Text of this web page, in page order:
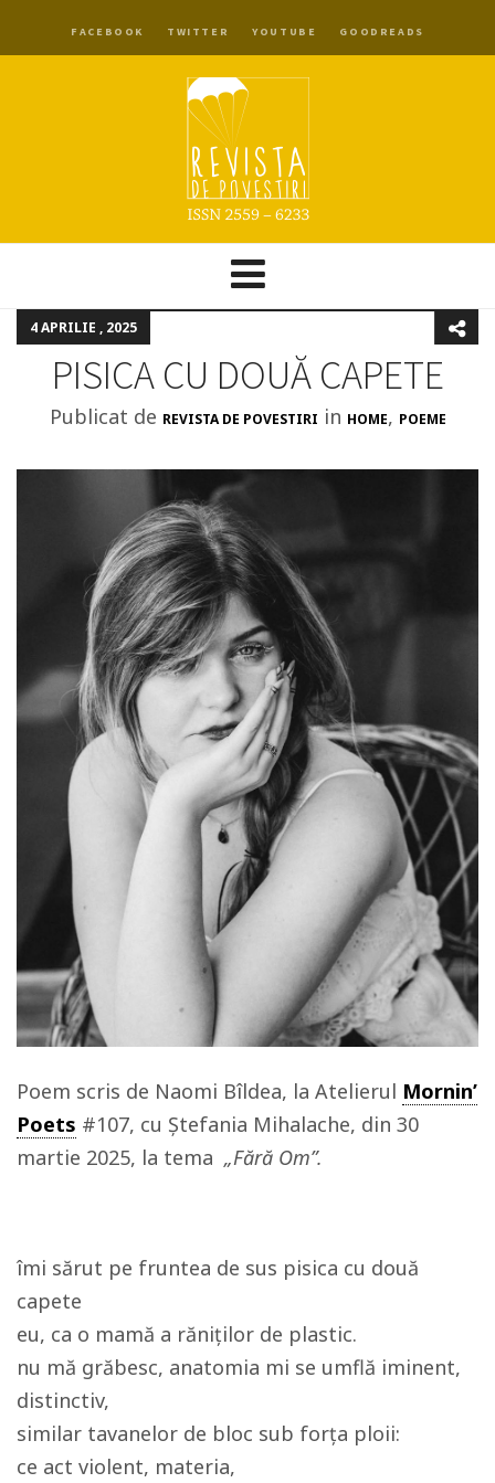
FACEBOOK TWITTER YOUTUBE GOODREADS
4 APRILIE , 2025
PISICA CU DOUĂ CAPETE
Publicat de REVISTA DE POVESTIRI in HOME, POEME
Poem scris de Naomi Bîldea, la Atelierul Mornin’
Poets #107, cu Ștefania Mihalache, din 30
martie 2025, la tema „Fără Om”.
îmi sărut pe fruntea de sus pisica cu două
capete
eu, ca o mamă a răniților de plastic.
nu mă grăbesc, anatomia mi se umflă iminent,
distinctiv,
similar tavanelor de bloc sub forța ploii:
ce act violent, materia,